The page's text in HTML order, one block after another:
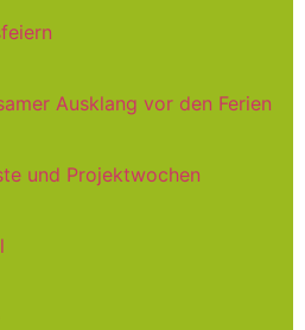
Ausklang vor den Ferien
und Projektwochen